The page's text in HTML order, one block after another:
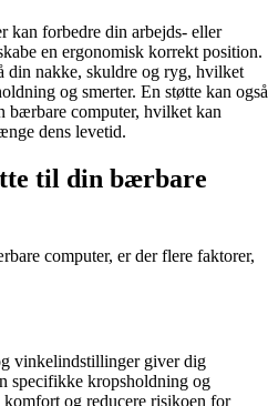
kan forbedre din arbejds- eller
en ergonomisk korrekt position.
din nakke, skuldre og ryg, hvilket
og smerter. En støtte kan også
computer, hvilket kan
dens levetid.
til din bærbare
computer, er der flere faktorer,
vinkelindstillinger giver dig
specifikke kropsholdning og
og reducere risikoen for